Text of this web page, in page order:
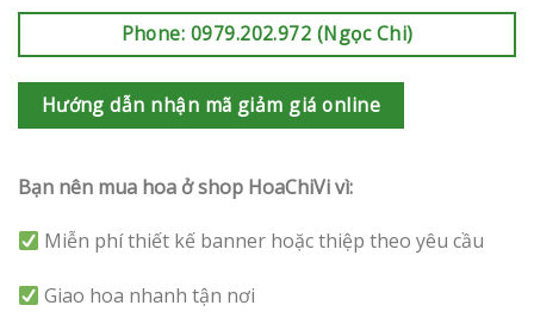
Phone: 0979.202.972 (Ngọc Chi)
Hướng dẫn nhận mã giảm giá online
Bạn nên mua hoa ở shop HoaChiVi vì:
Miễn phí thiết kế banner hoặc thiệp theo yêu cầu
Giao hoa nhanh tận nơi